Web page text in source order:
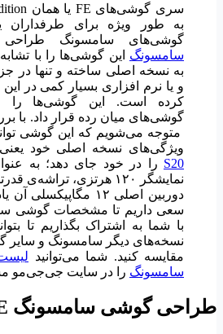
به طور ویژه برای
گوشی‌های سامسونگ طراحی
سامسونگ این گوشی‌ها را با
به نسخه اصلی ساخته و تنها در
و یا نرم افزاری بسیار کمی در این
کرده است. این گوشی‌ها را
متوجه می‌شویم که این گوشی
ویژگی‌های نسخه اصلی خود
S20 را در خود جای دهد؛ به
دوربین اصلی ۱۲ مگاپیکسلی آن یاد کرد.
با شما به اشتراک بگذاریم تا
نسخه‌های دیگر سامسونگ و سایر
مقایسه کنید. شما می‌توانید
سامسونگ را در سایت جی‌جی‌مو
طراحی گوشی سامسونگ